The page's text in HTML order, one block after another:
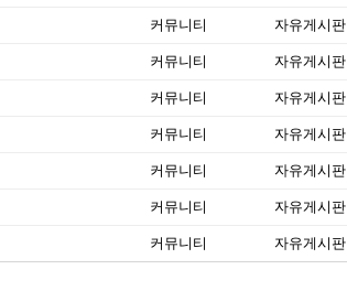
커뮤니티 자유게시판
커뮤니티 자유게시판
커뮤니티 자유게시판
커뮤니티 자유게시판
커뮤니티 자유게시판
커뮤니티 자유게시판
커뮤니티 자유게시판